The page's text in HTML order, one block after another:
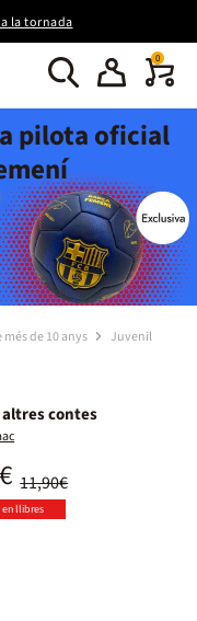
la tornada
0
pilota oficial
més de 10 anys Juvenil
altres contes
11,90€
en llibres